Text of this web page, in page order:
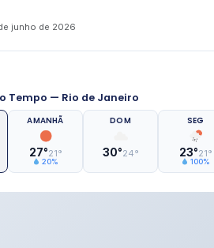
junho de 2026
Tempo — Rio de Janeiro
AMANHÃ
27°21°
20%
DOM
30°24°
SEG
23°21°
100%